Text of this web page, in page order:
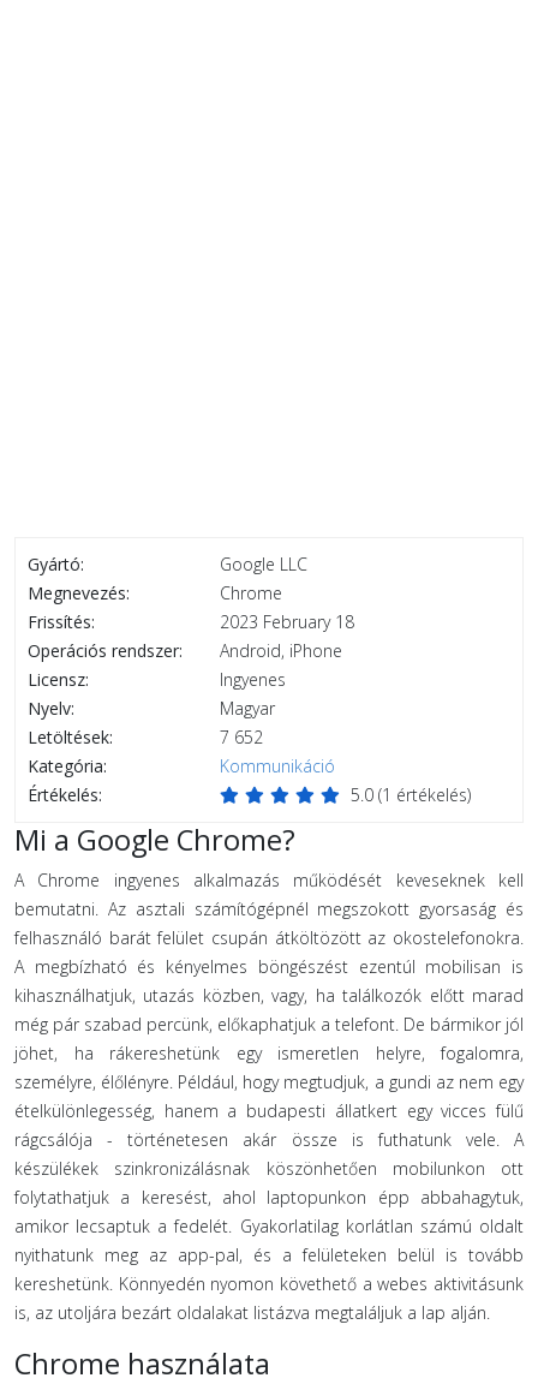
Gyártó:
Google LLC
Megnevezés:
Chrome
Frissítés:
2023 February 18
Operációs rendszer:
Android, iPhone
Licensz:
Ingyenes
Nyelv:
Magyar
Letöltések:
7 652
Kategória:
Kommunikáció
Értékelés:
5.0 (1 értékelés)
Mi a Google Chrome?
A Chrome ingyenes alkalmazás működését keveseknek kell
bemutatni. Az asztali számítógépnél megszokott gyorsaság és
felhasználó barát felület csupán átköltözött az okostelefonokra.
A megbízható és kényelmes böngészést ezentúl mobilisan is
kihasználhatjuk, utazás közben, vagy, ha találkozók előtt marad
még pár szabad percünk, előkaphatjuk a telefont. De bármikor jól
jöhet, ha rákereshetünk egy ismeretlen helyre, fogalomra,
személyre, élőlényre. Például, hogy megtudjuk, a gundi az nem egy
ételkülönlegesség, hanem a budapesti állatkert egy vicces fülű
rágcsálója - történetesen akár össze is futhatunk vele. A
készülékek szinkronizálásnak köszönhetően mobilunkon ott
folytathatjuk a keresést, ahol laptopunkon épp abbahagytuk,
amikor lecsaptuk a fedelét. Gyakorlatilag korlátlan számú oldalt
nyithatunk meg az app-pal, és a felületeken belül is tovább
kereshetünk. Könnyedén nyomon követhető a webes aktivitásunk
is, az utoljára bezárt oldalakat listázva megtaláljuk a lap alján.
Chrome használata